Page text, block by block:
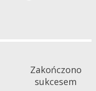
Zakończono
sukcesem